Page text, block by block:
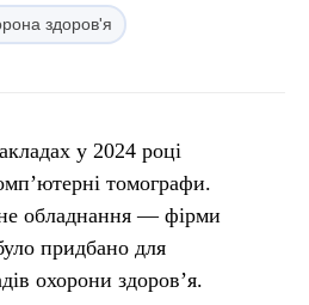
здоров'я
у 2024 році
томографи.
обладнання — фірми
придбано для
охорони здоров’я.